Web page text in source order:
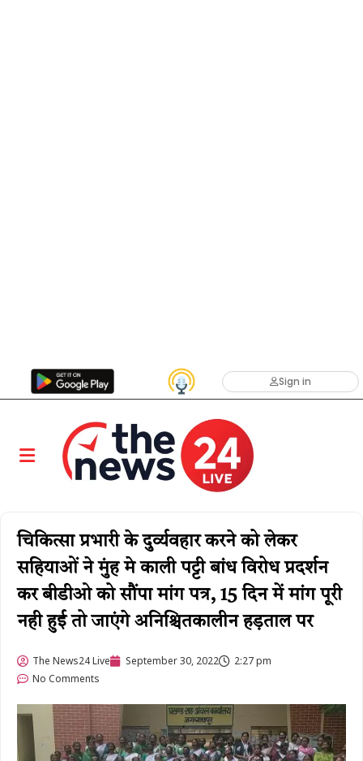
Sign in
चिकित्सा प्रभारी के दुर्व्यवहार करने को लेकर
सहियाओं ने मुंह मे काली पट्टी बांध विरोध प्रदर्शन
कर बीडीओ को सौंपा मांग पत्र, 15 दिन में मांग पूरी
नही हुई तो जाएंगे अनिश्चितकालीन हड़ताल पर
The News24 Live September 30, 2022
2:27 pm
No Comments